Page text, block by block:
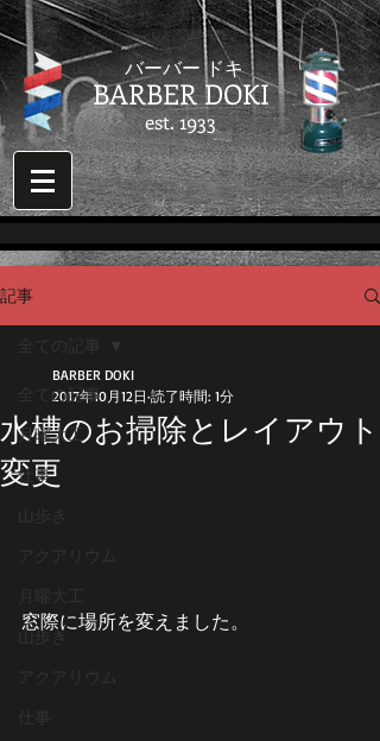
BARBER DOKI
est. 1933
​バーバー ドキ
記事
全ての記事
月曜大工
仕事
山歩き
アクアリウム
月曜大工
山歩き
アクアリウム
仕事
全ての記事
水槽のお掃除とレイアウト
変更
BARBER DOKI
2017年10月12日 読了時間: 1分
窓際に場所を変えました。